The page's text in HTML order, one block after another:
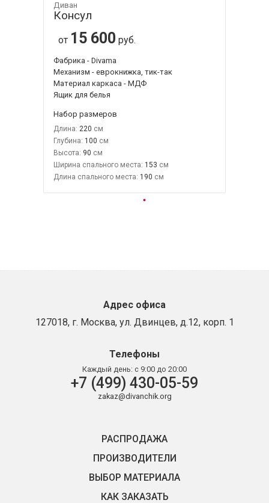
Диван
Консул
от 15 600 руб.
Фабрика - Divama
Механизм - еврокнижка, тик-так
Материал каркаса - МДФ
Ящик для белья
Набор размеров
Длина: 220
Глубина: 100
Высота: 90
Ширина спального места: 153
Длина спального места: 190
Адрес офиса
127018, г. Москва, ул. Двинцев, д.12, корп. 1
Телефоны
Каждый день: с 9:00 до 20:00
+7 (499) 430-05-59
zakaz@divanchik.org
РАСПРОДАЖА
ПРОИЗВОДИТЕЛИ
ВЫБОР МАТЕРИАЛА
КАК ЗАКАЗАТЬ